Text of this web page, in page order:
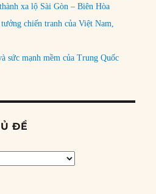
xa lộ Sài Gòn – Biên Hòa
chiến tranh của Việt Nam,
sức mạnh mềm của Trung Quốc
ĐỀ